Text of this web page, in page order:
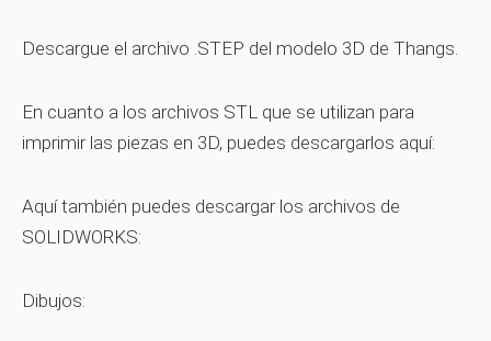
Descargue el archivo .STEP del modelo 3D de Thangs.
En cuanto a los archivos STL que se utilizan para
imprimir las piezas en 3D, puedes descargarlos aquí:
Aquí también puedes descargar los archivos de
SOLIDWORKS:
Dibujos: